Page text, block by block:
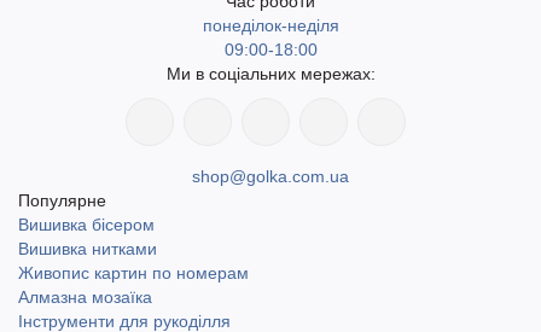
понеділок-неділя
09:00-18:00
Ми в соціальних мережах:
shop@golka.com.ua
Популярне
Вишивка бісером
Вишивка нитками
Живопис картин по номерам
Алмазна мозаїка
Інструменти для рукоділля